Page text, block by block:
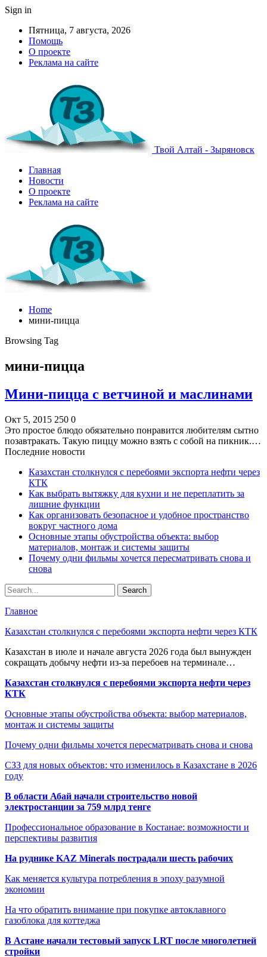
Sign in
Пятница, 7 августа, 2026
Помощь
О проекте
Реклама на сайте
Твой Алтай - Зыряновск
Главная
Новости
О проекте
Реклама на сайте
Home
мини-пицца
Browsing Tag
мини-пицца
Мини-пицца с ветчиной и маслинами
Окт 5, 2015 250 0
Это простое блюдо обязательно понравится любителям сытно
позавтракать. Такую пиццу можно взять с собой на пикник.…
Последние новости
Казахстан столкнулся с перебоями экспорта нефти через
КТК
Как выбрать вытяжку для кухни и не переплатить за
лишние функции
Как организовать безопасное и удобное пространство
вокруг частного дома
Основные этапы обустройства объекта: выбор
материалов, монтаж и системы защиты
Почему одни фильмы хочется пересматривать снова и
снова
Главное
Казахстан столкнулся с перебоями экспорта нефти через КТК
Казахстан в июле и начале августа 2026 года был вынужден
сокращать добычу нефти из-за перебоев на терминале…
Казахстан столкнулся с перебоями экспорта нефти через
КТК
Основные этапы обустройства объекта: выбор материалов,
монтаж и системы защиты
Почему одни фильмы хочется пересматривать снова и снова
СЗЗ для новых объектов: что изменилось в Казахстане в 2026
году
В области Абай начали строительство новой
электростанции за 759 млрд тенге
Профессиональное образование в Костанае: возможности и
перспективы развития
На руднике KAZ Minerals пострадали шесть рабочих
Как меняется культура потребления в эпоху разумной
экономии
На что обратить внимание при покупке автоклавного
газоблока для коттеджа
В Астане начали тестовый запуск LRT после многолетней
стройки